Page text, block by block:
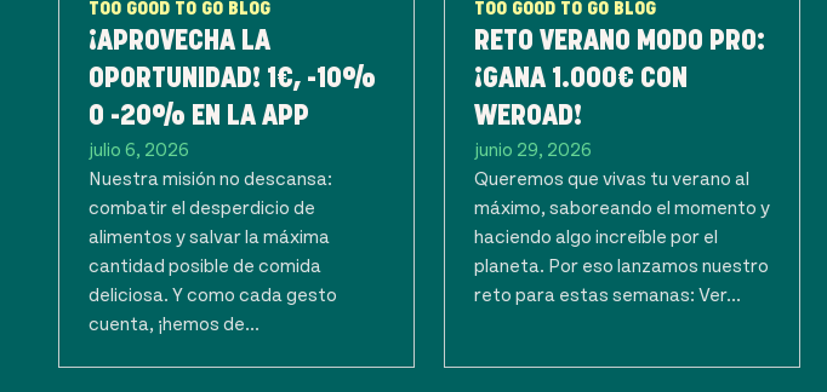
TOO GOOD TO GO BLOG
¡APROVECHA LA
OPORTUNIDAD! 1€, -10%
O -20% EN LA APP
julio 6, 2026
Nuestra misión no descansa:
combatir el desperdicio de
alimentos y salvar la máxima
cantidad posible de comida
deliciosa. Y como cada gesto
cuenta, ¡hemos de...
TOO GOOD TO GO BLOG
RETO VERANO MODO PRO:
¡GANA 1.000€ CON
WEROAD!
junio 29, 2026
Queremos que vivas tu verano al
máximo, saboreando el momento y
haciendo algo increíble por el
planeta. Por eso lanzamos nuestro
reto para estas semanas: Ver...